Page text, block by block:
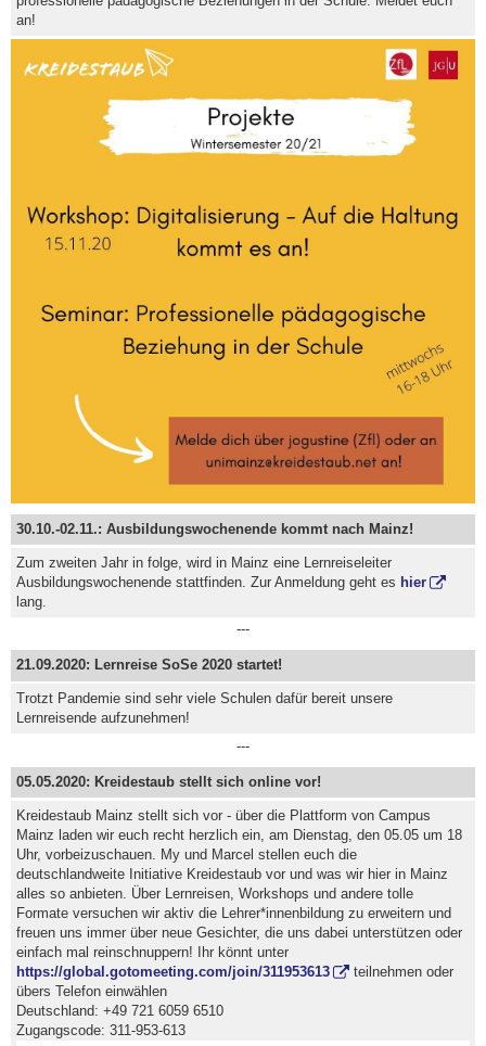
an!
30.10.-02.11.: Ausbildungswochenende kommt nach Mainz!
Zum zweiten Jahr in folge, wird in Mainz eine Lernreiseleiter
Ausbildungswochenende stattfinden. Zur Anmeldung geht es hier
lang.
---
21.09.2020: Lernreise SoSe 2020 startet!
Trotzt Pandemie sind sehr viele Schulen dafür bereit unsere
Lernreisende aufzunehmen!
---
05.05.2020: Kreidestaub stellt sich online vor!
Kreidestaub Mainz stellt sich vor - über die Plattform von Campus
Mainz laden wir euch recht herzlich ein, am Dienstag, den 05.05 um 18
Uhr, vorbeizuschauen. My und Marcel stellen euch die
deutschlandweite Initiative Kreidestaub vor und was wir hier in Mainz
alles so anbieten. Über Lernreisen, Workshops und andere tolle
Formate versuchen wir aktiv die Lehrer*innenbildung zu erweitern und
freuen uns immer über neue Gesichter, die uns dabei unterstützen oder
einfach mal reinschnuppern! Ihr könnt unter
https://global.gotomeeting.com/join/311953613
teilnehmen oder
übers Telefon einwählen
Deutschland: +49 721 6059 6510
Zugangscode: 311-953-613